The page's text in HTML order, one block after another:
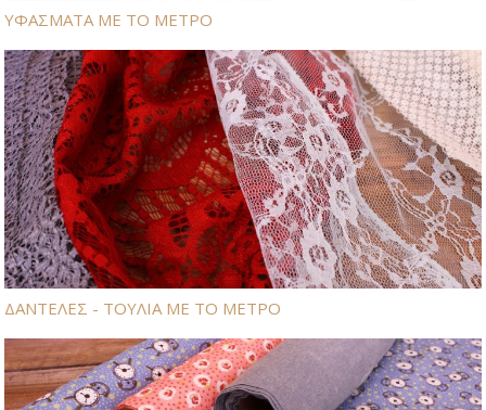
ΥΦΑΣΜΑΤΑ ΜΕ ΤΟ ΜΕΤΡΟ
ΔΑΝΤΕΛΕΣ - ΤΟΥΛΙΑ ΜΕ ΤΟ ΜΕΤΡΟ